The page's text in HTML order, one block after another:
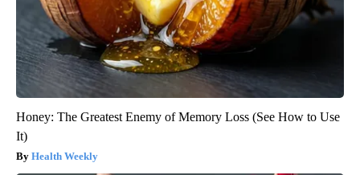
Honey: The Greatest Enemy of Memory Loss (See How to Use
It)
Health Weekly